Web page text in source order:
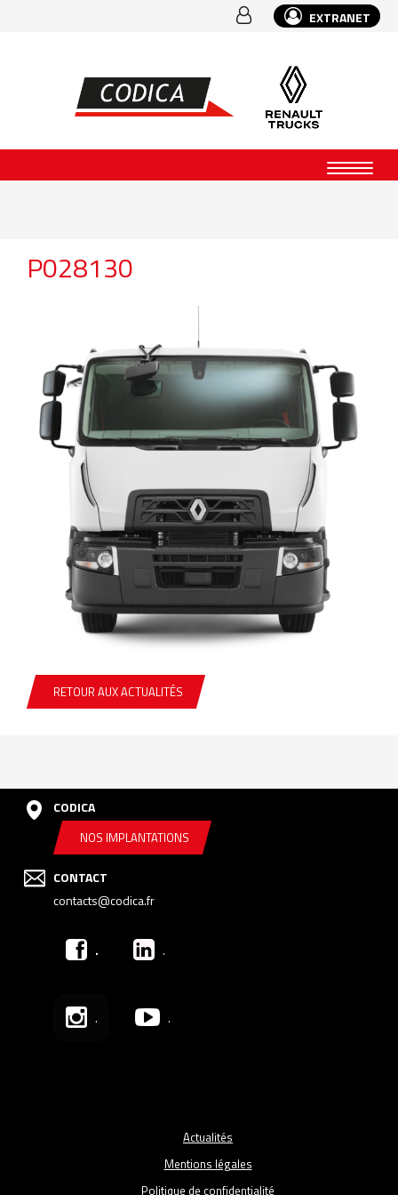
EXTRANET
P028130
RETOUR AUX ACTUALITÉS
CODICA
NOS IMPLANTATIONS
CONTACT
contacts@codica.fr
. .
. .
Actualités
Mentions légales
Politique de confidentialité